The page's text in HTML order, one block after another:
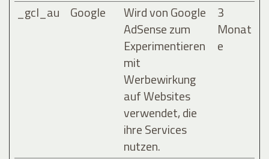
_gcl_au Google
Wird von Google
AdSense zum
Experimentieren
mit
Werbewirkung
auf Websites
verwendet, die
ihre Services
nutzen.
3
Monat
e